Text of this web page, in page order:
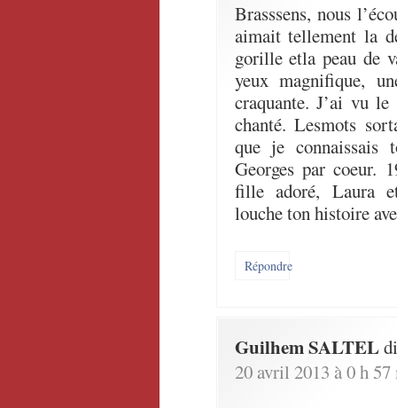
Brasssens, nous
aimait tellement la
gorille etla peau de
yeux magnifique,
craquante. J’ai vu
chanté. Lesmots
que je connaissais
Georges par coeur.
fille adoré, Laura
louche ton histoire
Répondre
Guilhem SALTEL
20 avril 2013 à 0 h